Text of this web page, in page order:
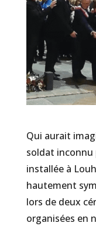
Qui aurait
soldat inconnu
installée à
hautement
lors de deux
organisées en